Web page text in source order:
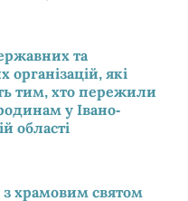
та
організацій, які
тим, хто пережили
у Івано-
області
храмовим святом